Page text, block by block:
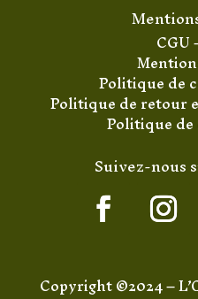
CGU
Politique de
Politique de retour
Politique
Suivez-nous
Copyright ©2024 –